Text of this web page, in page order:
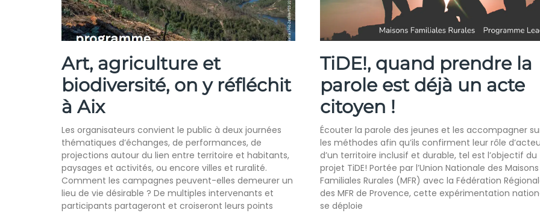
Art, agriculture et
biodiversité, on y réfléchit
à Aix
Les organisateurs convient le public à deux journées
thématiques d’échanges, de performances, de
projections autour du lien entre territoire et habitants,
paysages et activités, ou encore villes et ruralité.
Comment les campagnes peuvent-elles demeurer un
lieu de vie désirable ? De multiples intervenants et
participants partageront et croiseront leurs points
TiDE!, quand prendre la
parole est déjà un acte
citoyen !
Écouter la parole des jeunes et les accompagner
les méthodes afin qu’ils confirment leur rôle
d’un territoire inclusif et durable, tel est l’objectif du
projet TiDE! Portée par l’Union Nationale des Maisons
Familiales Rurales (MFR) avec la Fédération
des MFR de Provence, cette expérimentation
se déploie